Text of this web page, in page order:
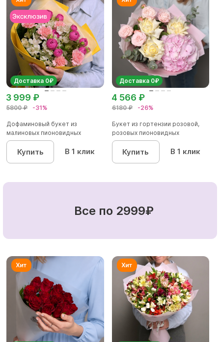
Доставка 0₽
5800 ₽ -31%
3 999 ₽
Дофаминовый букет из
малиновых пионовидных
кустовых роз...
Купить В 1 клик
Доставка 0₽
6180 ₽ -26%
4 566 ₽
Букет из гортензии розовой,
розовых пионовидных
кустовы...
Купить В 1 клик
Все по 2999₽